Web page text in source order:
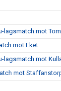
lagsmatch mot
mot Eket
lagsmatch mot
mot